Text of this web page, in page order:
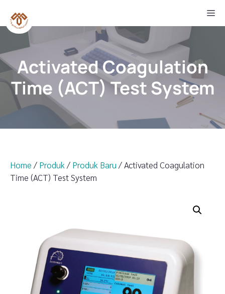
content
Activated Coagulation
Time (ACT) Test System
Home / Produk / Produk Baru / Activated Coagulation
Time (ACT) Test System